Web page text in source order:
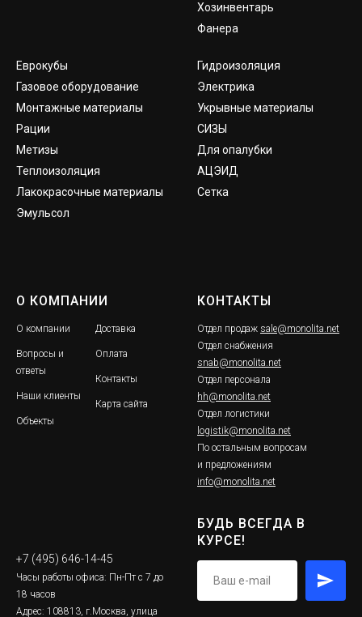
Хозинвентарь
Фанера
Еврокубы
Газовое оборудование
Монтажные материалы
Рации
Метизы
Теплоизоляция
Лакокрасочные материалы
Эмульсол
Гидроизоляция
Электрика
Укрывные материалы
СИЗЫ
Для опалубки
АЦЭИД
Сетка
О КОМПАНИИ
О компании
Вопросы и
ответы
Наши клиенты
Объекты
Доставка
Оплата
Контакты
Карта сайта
КОНТАКТЫ
Отдел продаж sale@monolita.net
Отдел снабжения
snab@monolita.net
Отдел персонала
hh@monolita.net
Отдел логистики
logistik@monolita.net
По остальным вопросам
и предложениям
info@monolita.net
+7 (495) 646-14-45
Часы работы офиса: Пн-Пт с 7 до
18 часов
Адрес: 108813, г.Москва, улица
БУДЬ ВСЕГДА В
КУРСЕ!